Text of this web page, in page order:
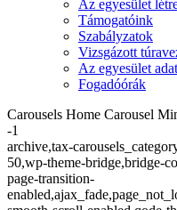
Az egyesület
Támogatóink
Szabályzatok
Vizsgázott
Az egyesület
Fogadóórák
Carousels Home Carousel
-1
archive,tax-
50,wp-theme-bridge,bridge-
page-transition-